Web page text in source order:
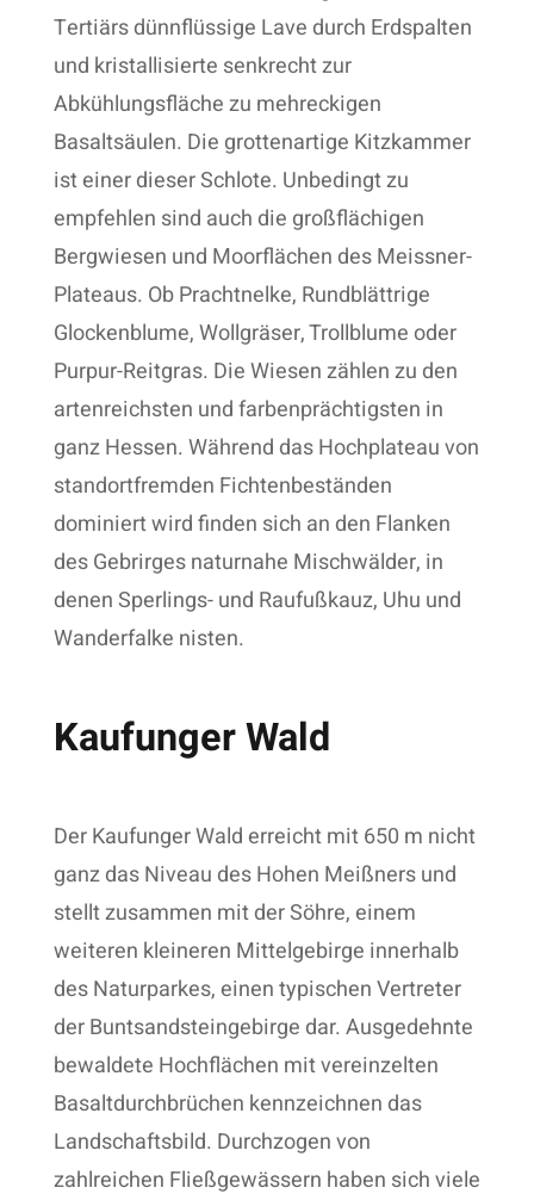
Tertiärs dünnflüssige Lave durch Erdspalten
und kristallisierte senkrecht zur
Abkühlungsfläche zu mehreckigen
Basaltsäulen. Die grottenartige Kitzkammer
ist einer dieser Schlote. Unbedingt zu
empfehlen sind auch die großflächigen
Bergwiesen und Moorflächen des Meissner-
Plateaus. Ob Prachtnelke, Rundblättrige
Glockenblume, Wollgräser, Trollblume oder
Purpur-Reitgras. Die Wiesen zählen zu den
artenreichsten und farbenprächtigsten in
ganz Hessen. Während das Hochplateau von
standortfremden Fichtenbeständen
dominiert wird finden sich an den Flanken
des Gebrirges naturnahe Mischwälder, in
denen Sperlings- und Raufußkauz, Uhu und
Wanderfalke nisten.
Kaufunger Wald
Der Kaufunger Wald erreicht mit 650 m nicht
ganz das Niveau des Hohen Meißners und
stellt zusammen mit der Söhre, einem
weiteren kleineren Mittelgebirge innerhalb
des Naturparkes, einen typischen Vertreter
der Buntsandsteingebirge dar. Ausgedehnte
bewaldete Hochflächen mit vereinzelten
Basaltdurchbrüchen kennzeichnen das
Landschaftsbild. Durchzogen von
zahlreichen Fließgewässern haben sich viele